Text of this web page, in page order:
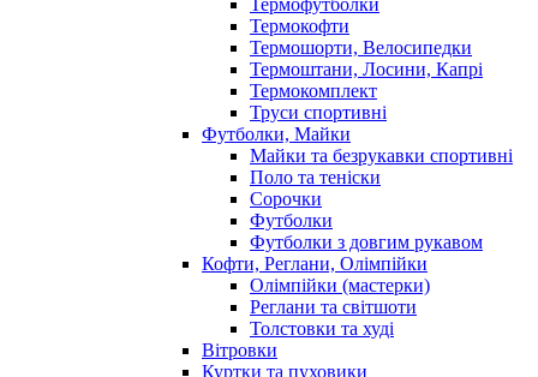
Термокофти
Термошорти, Велосипедки
Термоштани, Лосини, Капрі
Термокомплект
Труси спортивні
Футболки, Майки
Майки та безрукавки спортивні
Поло та теніски
Сорочки
Футболки
Футболки з довгим рукавом
Кофти, Реглани, Олімпійки
Олімпійки (мастерки)
Реглани та світшоти
Толстовки та худі
Вітровки
Куртки та пуховики